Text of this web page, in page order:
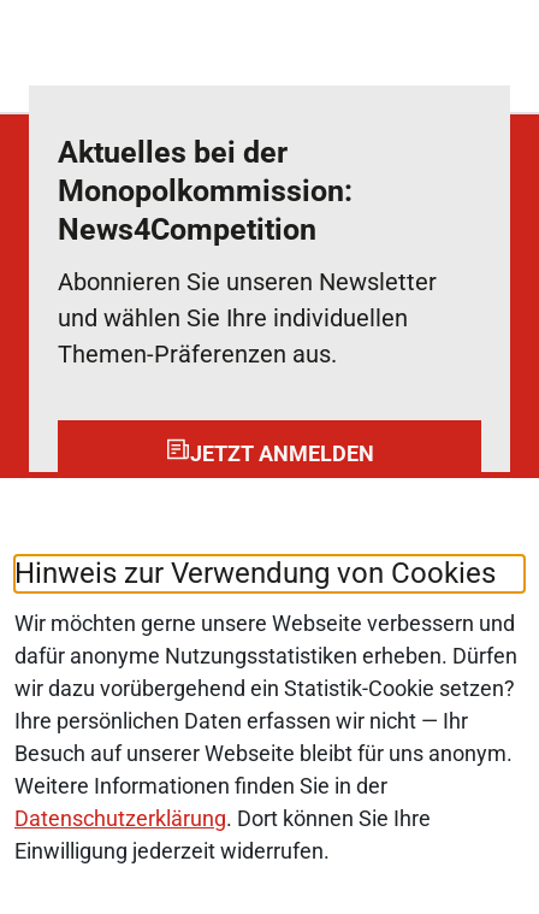
Hinweis zur Verwendung von Cookies
Wir möchten gerne unsere Webseite verbessern und
dafür anonyme Nutzungsstatistiken erheben. Dürfen
wir dazu vorübergehend ein Statistik-Cookie setzen?
Ihre persönlichen Daten erfassen wir nicht — Ihr
Besuch auf unserer Webseite bleibt für uns anonym.
Weitere Informationen finden Sie in der
Datenschutzerklärung. Dort können Sie Ihre
Einwilligung jederzeit widerrufen.
Aktuelles bei der
Monopolkommission:
News4Competition
Abonnieren Sie unseren Newsletter
und wählen Sie Ihre individuellen
Themen-Präferenzen aus.
JETZT ANMELDEN
Folgen Sie uns auf: LinkedIn
© 2026 Monopolkommission
SERVICE-NAVIGATION
SITEMAP
ERKLÄRUNG ZUR BARRIEREFREIHEIT
BARRIERE MELDEN